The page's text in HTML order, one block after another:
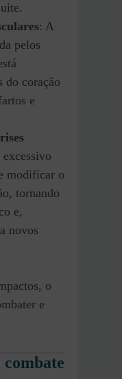
: A
pelos
do coração
e
modificar o
tornando
e,
novos
o
e